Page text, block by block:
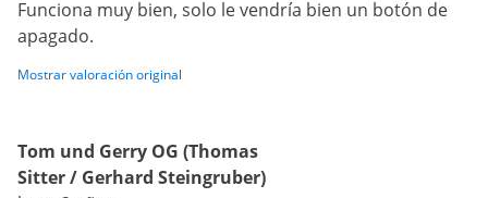
Funciona muy bien, solo le vendría bien un botón de
apagado.
Mostrar valoración original
Tom und Gerry OG (Thomas
Sitter / Gerhard Steingruber)